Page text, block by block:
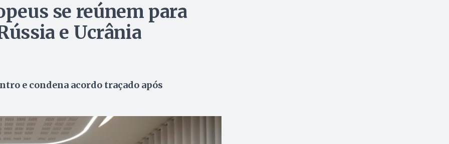
se reúnem para
e Ucrânia
e condena acordo traçado após